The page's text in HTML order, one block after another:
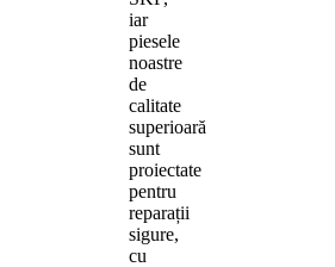
iar
piesele
noastre
de
calitate
superioară
sunt
proiectate
pentru
reparații
sigure,
cu